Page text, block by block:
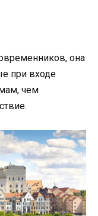
она
при входе
чем